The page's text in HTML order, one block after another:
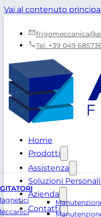
Vai al contenuto
Tel. +39 049
Home
Prodotti
Assistenza
Soluzioni
Azienda
Contatti